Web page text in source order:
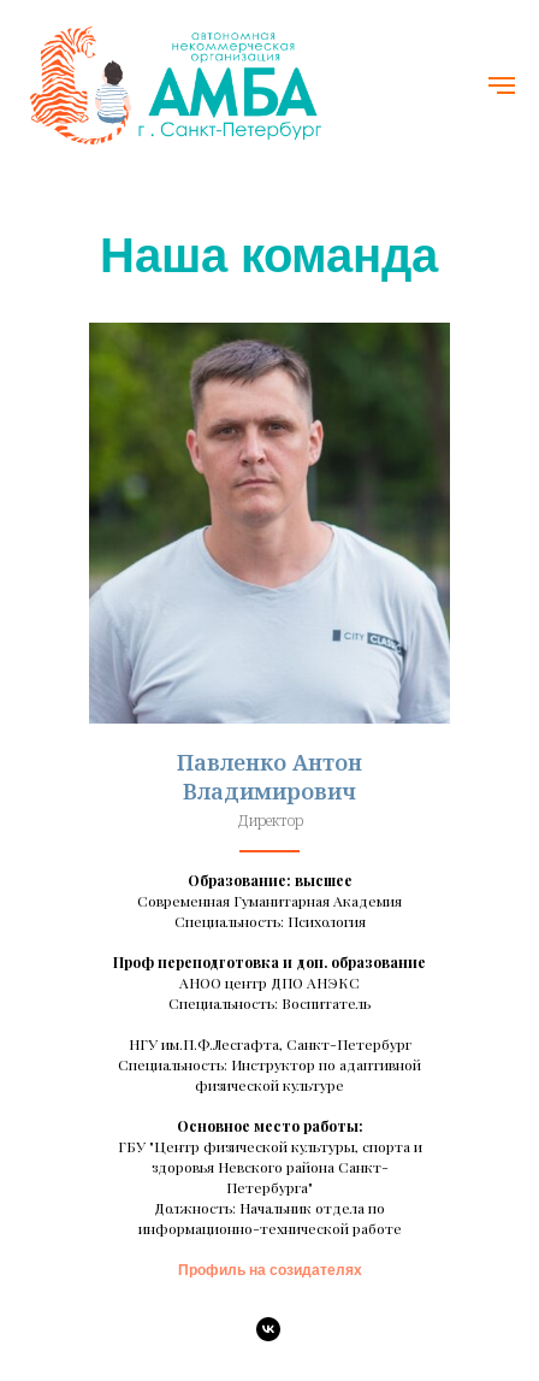
Наша команда
Павленко Антон
Владимирович
Директор
Образование: высшее
Современная Гуманитарная Академия
Специальность: Психология
Проф переподготовка и доп. образование
АНОО центр ДПО АНЭКС
Специальность: Воспитатель
НГУ им.П.Ф.Лесгафта, Санкт-Петербург
Специальность: Инструктор по адаптивной
физической культуре
Основное место работы:
ГБУ "Центр физической культуры, спорта и
здоровья Невского района Санкт-
Петербурга"
Должность: Начальник отдела по
информационно-технической работе
Профиль на созидателях